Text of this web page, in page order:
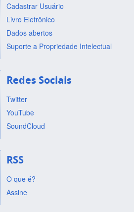
Cadastrar Usuário
Livro Eletrônico
Dados abertos
Suporte a Propriedade Intelectual
Redes Sociais
Twitter
YouTube
SoundCloud
RSS
O que é?
Assine